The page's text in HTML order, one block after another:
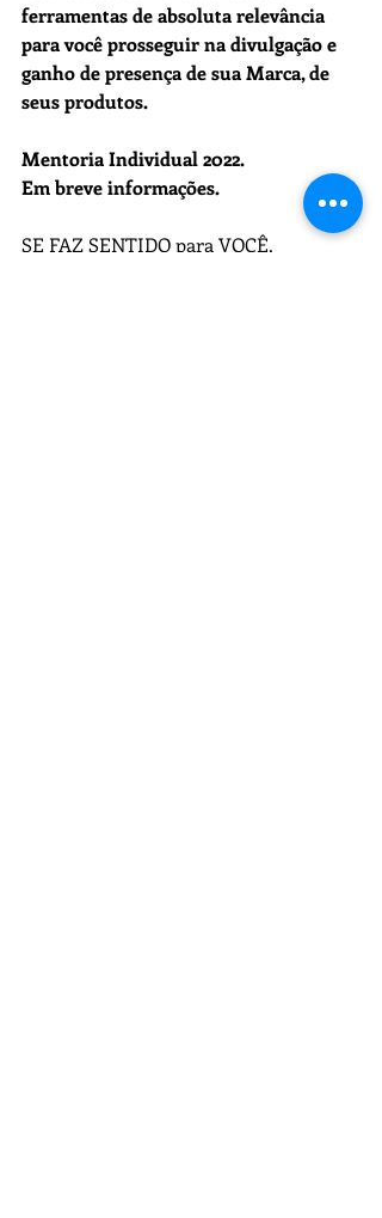
ferramentas de absoluta relevância
para você prosseguir na divulgação e
ganho de presença de sua Marca, de
seus produtos.
Mentoria Individual 2022.
Em breve informações.
SE FAZ SENTIDO para VOCÊ,